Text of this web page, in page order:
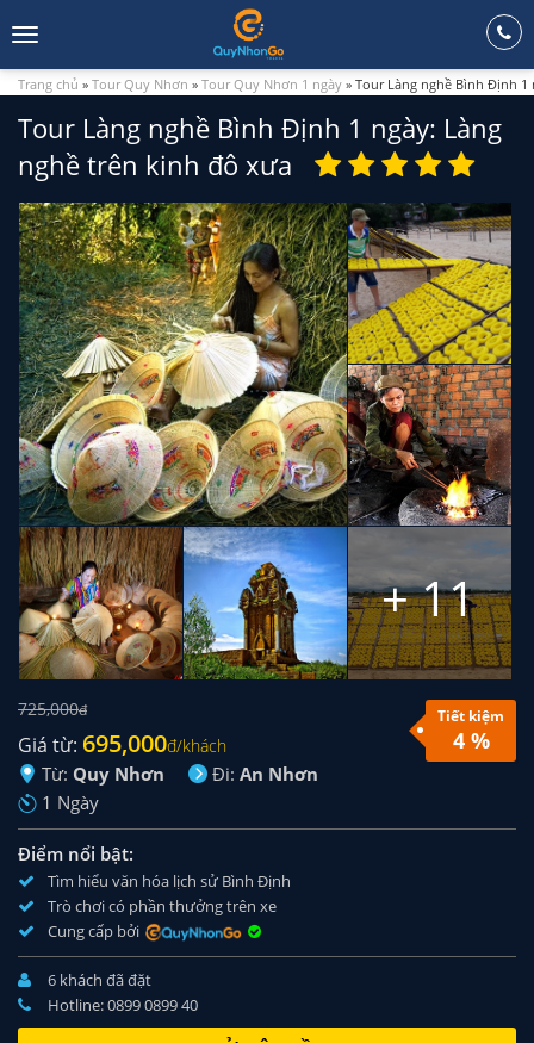
Toggle
navigation
Trang chủ » Tour Quy Nhơn » Tour Quy Nhơn 1 ngày » Tour Làng nghề Bình Định
Tour Làng nghề Bình Định 1 ngày: Làng
nghề trên kinh đô xưa
+ 11
+ 11
725,000đ Tiết kiệm
4 %
Giá từ: 695,000đ/khách
Từ: Quy Nhơn Đi: An Nhơn
1 Ngày
Điểm nổi bật:
Tìm hiểu văn hóa lịch sử Bình Định
Trò chơi có phần thưởng trên xe
Cung cấp bởi
6 khách đã đặt
Hotline: 0899 0899 40